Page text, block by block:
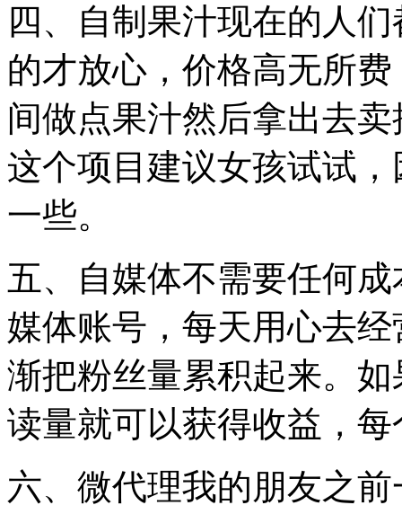
四、自制果汁现在的人
的才放心，价格高无所
间做点果汁然后拿出去
这个项目建议女孩试试
一些。
五、自媒体不需要任何
媒体账号，每天用心去
渐把粉丝量累积起来。
读量就可以获得收益，
六、微代理我的朋友之